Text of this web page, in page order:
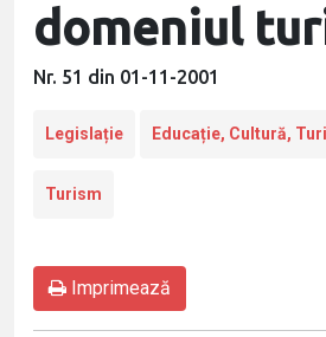
domeniul
Nr. 51 din 01-11-2001
Legislație Educație, Cultură,
Turism
Imprimează